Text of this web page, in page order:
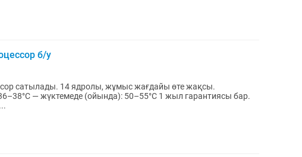
б/у
жұмыс жағдайы өте жақсы.
(ойында): 50–55°C 1 жыл гарантиясы бар.